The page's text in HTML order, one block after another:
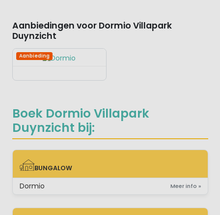
Aanbiedingen voor Dormio Villapark
Duynzicht
Aanbieding
Boek Dormio Villapark
Duynzicht bij:
BUNGALOW
BUNGALOW
Dormio Meer info »